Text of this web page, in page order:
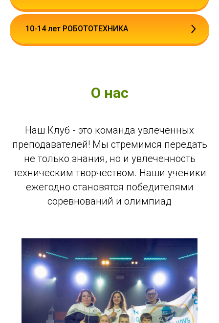
10-14 лет РОБОТОТЕХНИКА
О нас
Наш Клуб - это команда увлеченных
преподавателей! Мы стремимся передать
не только знания, но и увлеченность
техническим творчеством. Наши ученики
ежегодно становятся победителями
соревнований и олимпиад